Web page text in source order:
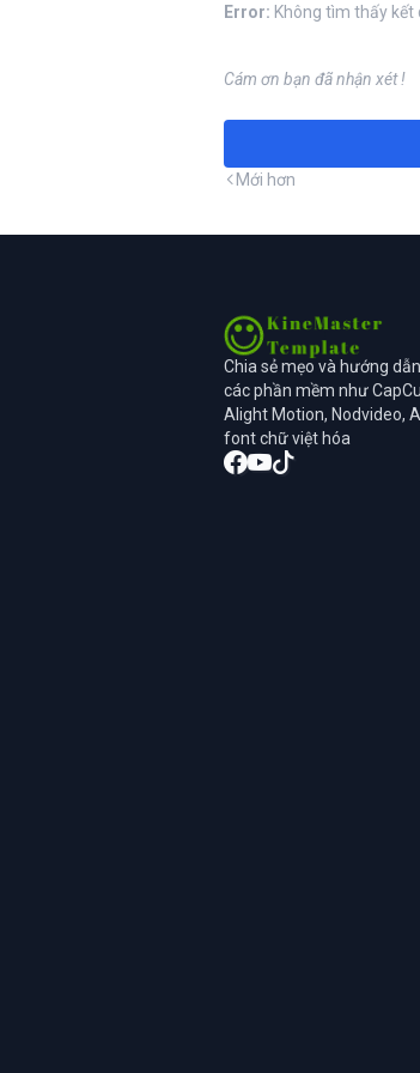
Error: Không tìm thấy kết
Cám ơn bạn đã nhận xét !
Mới hơn
Chia sẻ mẹo và hướng
các phần mềm như
Alight Motion, Nodvideo,
font chữ việt hóa